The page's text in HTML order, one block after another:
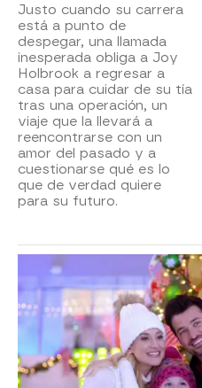
Justo cuando su carrera
está a punto de
despegar, una llamada
inesperada obliga a Joy
Holbrook a regresar a
casa para cuidar de su tía
tras una operación, un
viaje que la llevará a
reencontrarse con un
amor del pasado y a
cuestionarse qué es lo
que de verdad quiere
para su futuro.